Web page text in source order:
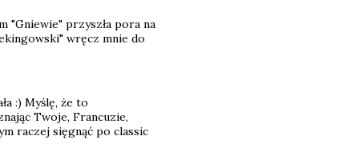
"Gniewie" przyszła pora na
wręcz mnie do
:) Myślę, że to
Twoje, Francuzie,
raczej sięgnąć po classic